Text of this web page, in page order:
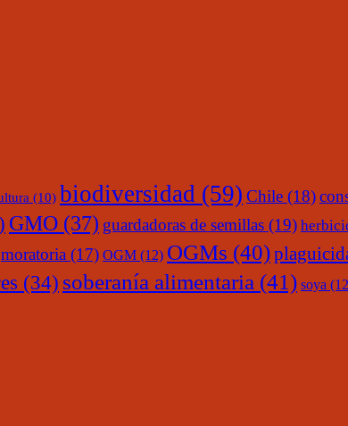
(10) biodiversidad (59) Chile (18)
GMO (37) guardadoras de semillas (19)
moratoria (17) OGM (12) OGMs (40)
(34) soberanía alimentaria (41) soya